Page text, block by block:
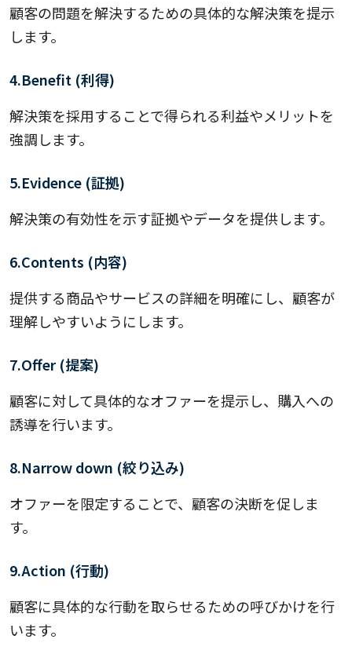
顧客の問題を解決するための具体的な解決策を提示
します。
4.Benefit (利得)
解決策を採用することで得られる利益やメリットを
強調します。
5.Evidence (証拠)
解決策の有効性を示す証拠やデータを提供します。
6.Contents (内容)
提供する商品やサービスの詳細を明確にし、顧客が
理解しやすいようにします。
7.Offer (提案)
顧客に対して具体的なオファーを提示し、購入への
誘導を行います。
8.Narrow down (絞り込み)
オファーを限定することで、顧客の決断を促しま
す。
9.Action (行動)
顧客に具体的な行動を取らせるための呼びかけを行
います。